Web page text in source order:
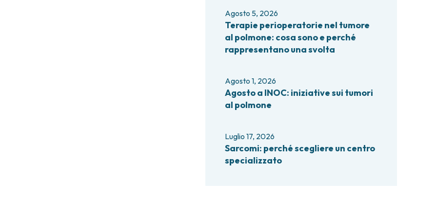
Tumori ossei
Agosto 5, 2026
Terapie perioperatorie nel tumore
al polmone: cosa sono e perché
rappresentano una svolta
Agosto 1, 2026
Agosto a INOC: iniziative sui tumori
al polmone
Luglio 17, 2026
Sarcomi: perché scegliere un centro
specializzato